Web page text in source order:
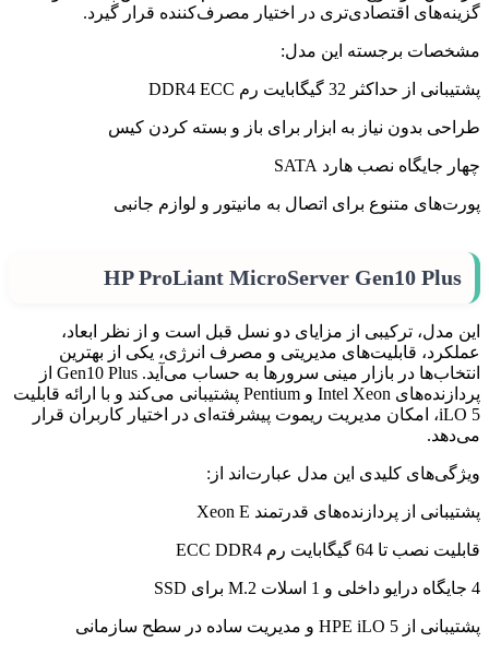
گزینه‌های اقتصادی‌تری در اختیار مصرف‌کننده قرار گیرد.
مشخصات برجسته این مدل:
پشتیبانی از حداکثر 32 گیگابایت رم DDR4 ECC
طراحی بدون نیاز به ابزار برای باز و بسته کردن کیس
چهار جایگاه نصب هارد SATA
پورت‌های متنوع برای اتصال به مانیتور و لوازم جانبی
HP ProLiant MicroServer Gen10 Plus
این مدل، ترکیبی از مزایای دو نسل قبل است و از نظر ابعاد،
عملکرد، قابلیت‌های مدیریتی و مصرف انرژی، یکی از بهترین
انتخاب‌ها در بازار مینی سرورها به حساب می‌آید. Gen10 Plus از
پردازنده‌های Intel Xeon و Pentium پشتیبانی می‌کند و با ارائه قابلیت
iLO 5، امکان مدیریت ریموت پیشرفته‌ای در اختیار کاربران قرار
می‌دهد.
ویژگی‌های کلیدی این مدل عبارت‌اند از:
پشتیبانی از پردازنده‌های قدرتمند Xeon E
قابلیت نصب تا 64 گیگابایت رم ECC DDR4
4 جایگاه درایو داخلی و 1 اسلات M.2 برای SSD
پشتیبانی از HPE iLO 5 و مدیریت ساده در سطح سازمانی